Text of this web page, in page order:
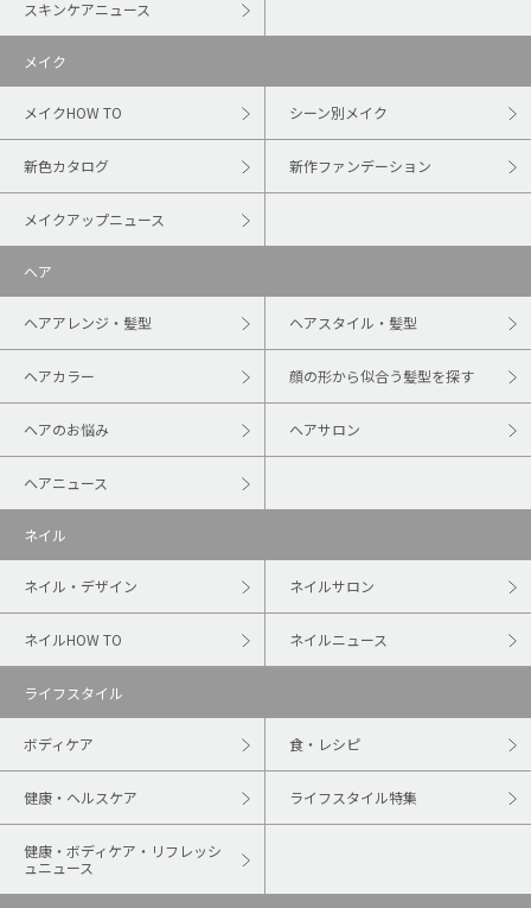
スキンケアニュース
メイク
メイクHOW TO シーン別メイク
新色カタログ 新作ファンデーション
メイクアップニュース
ヘア
ヘアアレンジ・髪型 ヘアスタイル・髪型
ヘアカラー 顔の形から似合う髪型を探す
ヘアのお悩み ヘアサロン
ヘアニュース
ネイル
ネイル・デザイン ネイルサロン
ネイルHOW TO ネイルニュース
ライフスタイル
ボディケア 食・レシピ
健康・ヘルスケア ライフスタイル特集
健康・ボディケア・リフレッシ
ュニュース